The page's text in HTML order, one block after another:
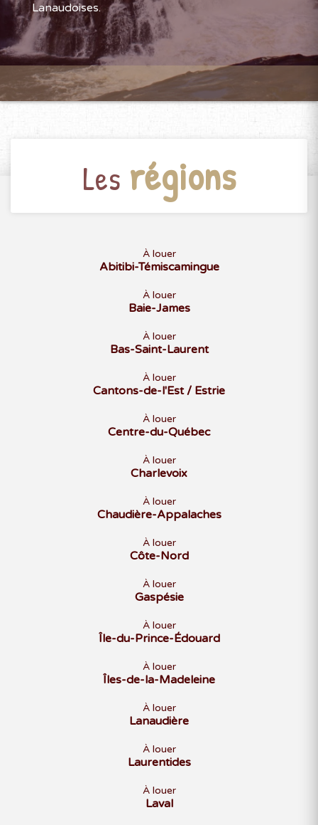
Lanaudoises.
Les régions
À louer
Abitibi-Témiscamingue
À louer
Baie-James
À louer
Bas-Saint-Laurent
À louer
Cantons-de-l'Est / Estrie
À louer
Centre-du-Québec
À louer
Charlevoix
À louer
Chaudière-Appalaches
À louer
Côte-Nord
À louer
Gaspésie
À louer
Île-du-Prince-Édouard
À louer
Îles-de-la-Madeleine
À louer
Lanaudière
À louer
Laurentides
À louer
Laval